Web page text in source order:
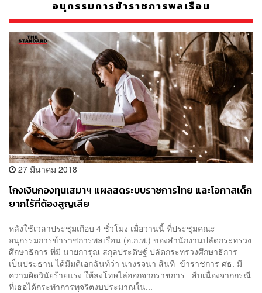
อนุกรรมการข้าราชการพลเรือน
27 มีนาคม 2018
โกงเงินกองทุนเสมาฯ แผลสดระบบราชการไทย และโอกาสเด็ก
ยากไร้ที่ต้องสูญเสีย
หลังใช้เวลาประชุมเกือบ 4 ชั่วโมง เมื่อวานนี้ ที่ประชุมคณะ
อนุกรรมการข้าราชการพลเรือน (อ.ก.พ.) ของสำนักงานปลัดกระทรวง
ศึกษาธิการ ที่มี นายการุณ สกุลประดิษฐ์ ปลัดกระทรวงศึกษาธิการ
เป็นประธาน ได้มีมติเอกฉันท์ว่า นางรจนา สินที ข้าราชการ ศธ. มี
ความผิดวินัยร้ายแรง ให้ลงโทษไล่ออกจากราชการ สืบเนื่องจากกรณี
ที่เธอได้กระทำการทุจริตงบประมาณใน...